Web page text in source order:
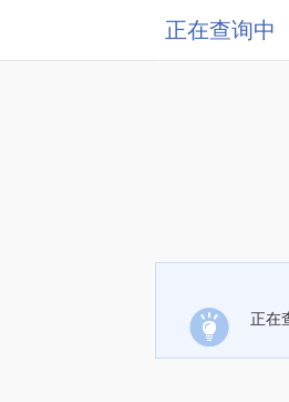
正在查询中
正在